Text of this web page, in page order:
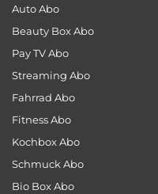
Auto Abo
Beauty Box Abo
Pay TV Abo
Streaming Abo
Fahrrad Abo
Fitness Abo
Kochbox Abo
Schmuck Abo
Bio Box Abo